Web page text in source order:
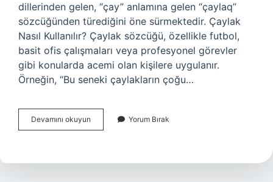
dillerinden gelen, “çay” anlamına gelen “çaylaq”
sözcüğünden türediğini öne sürmektedir. Çaylak
Nasıl Kullanılır? Çaylak sözcüğü, özellikle futbol,
basit ofis çalışmaları veya profesyonel görevler
gibi konularda acemi olan kişilere uygulanır.
Örneğin, “Bu seneki çaylakların çoğu…
Devamını okuyun
çaylak
Yorum Bırak